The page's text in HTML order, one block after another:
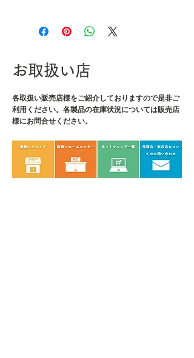
・グリップ径：16mm
・材質：軸/クロムバナジウム鋼
お取扱い店
各取扱い販売店様をご紹介しておりますので是非ご
利用ください。各製品の在庫状況については販売店
様にお問合せください。